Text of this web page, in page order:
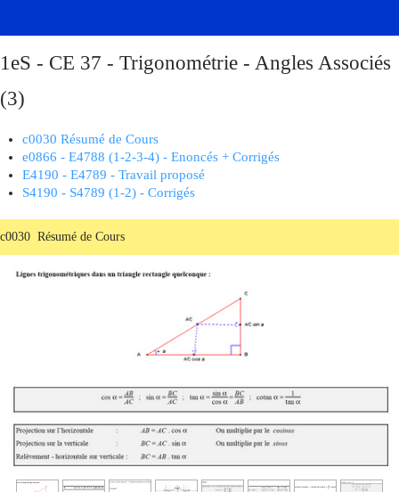
1eS - CE 37 - Trigonométrie - Angles Associés
(3)
c0030 Résumé de Cours
e0866 - E4788 (1-2-3-4) - Enoncés + Corrigés
E4190 - E4789 - Travail proposé
S4190 - S4789 (1-2) - Corrigés
c0030 Résumé de Cours